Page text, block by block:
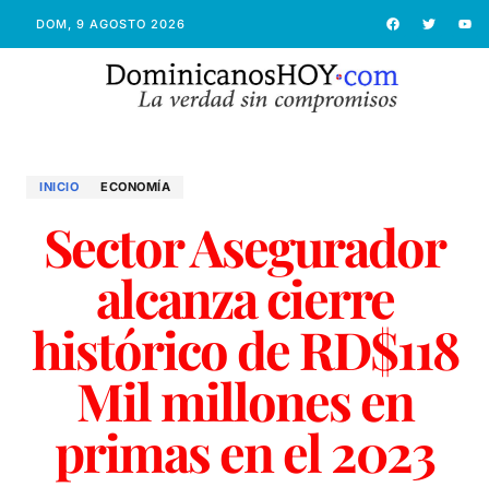
DOM, 9 AGOSTO 2026
INICIO ECONOMÍ­A
Sector Asegurador
alcanza cierre
histórico de RD$118
Mil millones en
primas en el 2023